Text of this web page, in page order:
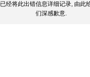
已经将此出错信息详细记录, 由此
们深感歉意.